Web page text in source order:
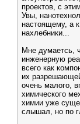
проектов, с
Увы,
настоящему, а
нахлебники...
Мне думаетсь,
инженерную
всего как
их
очень малого,
химического
химии уже
слышал, но по